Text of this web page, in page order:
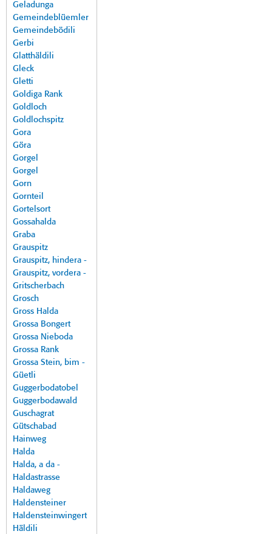
Geladunga
Gemeindeblüemler
Gemeindebödili
Gerbi
Glatthäldili
Gleck
Gletti
Goldiga Rank
Goldloch
Goldlochspitz
Gora
Göra
Gorgel
Gorgel
Gorn
Gornteil
Gortelsort
Gossahalda
Graba
Grauspitz
Grauspitz, hindera -
Grauspitz, vordera -
Gritscherbach
Grosch
Gross Halda
Grossa Bongert
Grossa Nieboda
Grossa Rank
Grossa Stein, bim -
Güetli
Guggerbodatobel
Guggerbodawald
Guschagrat
Gütschabad
Hainweg
Halda
Halda, a da -
Haldastrasse
Haldaweg
Haldensteiner
Haldensteinwingert
Häldili